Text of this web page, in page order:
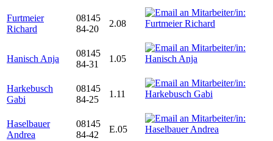
Furtmeier
Richard
08145
84-20
2.08
Hanisch Anja
08145
84-31
1.05
Harkebusch
Gabi
08145
84-25
1.11
Haselbauer
Andrea
08145
84-42
E.05